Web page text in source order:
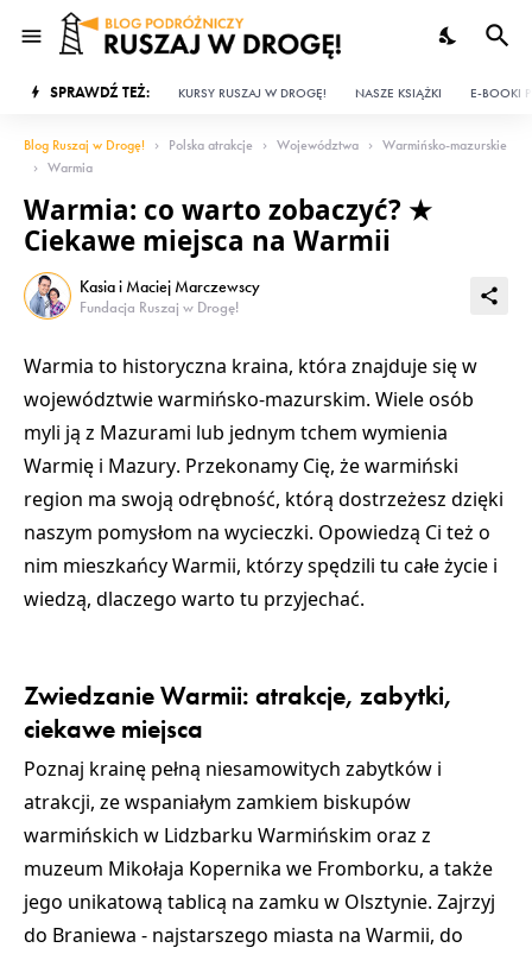
SPRAWDŹ TEŻ: KURSY RUSZAJ W DROGĘ! NASZE KSIĄŻKI E-BOOKI
Blog Ruszaj w Drogę! Polska atrakcje Województwa
Warmińsko-mazurskie
Warmia
Warmia: co warto zobaczyć? ★
Ciekawe miejsca na Warmii
Kasia i Maciej Marczewscy
Fundacja Ruszaj w Drogę!
Warmia to historyczna kraina, która znajduje się w
województwie warmińsko-mazurskim. Wiele osób
myli ją z Mazurami lub jednym tchem wymienia
Warmię i Mazury. Przekonamy Cię, że warmiński
region ma swoją odrębność, którą dostrzeżesz dzięki
naszym pomysłom na wycieczki. Opowiedzą Ci też o
nim mieszkańcy Warmii, którzy spędzili tu całe życie i
wiedzą, dlaczego warto tu przyjechać.
Zwiedzanie Warmii: atrakcje, zabytki,
ciekawe miejsca
Poznaj krainę pełną niesamowitych zabytków i
atrakcji, ze wspaniałym zamkiem biskupów
warmińskich w Lidzbarku Warmińskim oraz z
muzeum Mikołaja Kopernika we Fromborku, a także
jego unikatową tablicą na zamku w Olsztynie. Zajrzyj
do Braniewa - najstarszego miasta na Warmii, do